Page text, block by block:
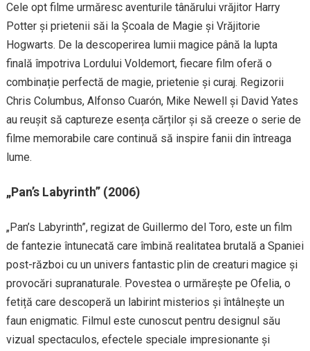
Cele opt filme urmăresc aventurile tânărului vrăjitor Harry
Potter și prietenii săi la Școala de Magie și Vrăjitorie
Hogwarts. De la descoperirea lumii magice până la lupta
finală împotriva Lordului Voldemort, fiecare film oferă o
combinație perfectă de magie, prietenie și curaj. Regizorii
Chris Columbus, Alfonso Cuarón, Mike Newell și David Yates
au reușit să captureze esența cărților și să creeze o serie de
filme memorabile care continuă să inspire fanii din întreaga
lume.
„Pan’s Labyrinth” (2006)
„Pan’s Labyrinth”, regizat de Guillermo del Toro, este un film
de fantezie întunecată care îmbină realitatea brutală a Spaniei
post-război cu un univers fantastic plin de creaturi magice și
provocări supranaturale. Povestea o urmărește pe Ofelia, o
fetiță care descoperă un labirint misterios și întâlnește un
faun enigmatic. Filmul este cunoscut pentru designul său
vizual spectaculos, efectele speciale impresionante și